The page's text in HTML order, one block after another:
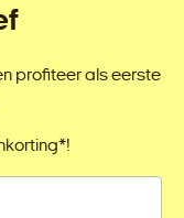
profiteer als eerste